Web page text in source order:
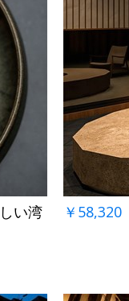
い湾
￥58,320